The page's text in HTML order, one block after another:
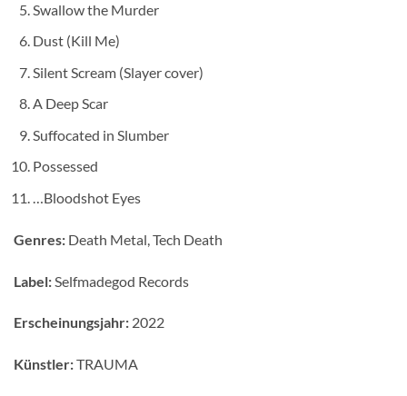
Swallow the Murder
Dust (Kill Me)
Silent Scream (Slayer cover)
A Deep Scar
Suffocated in Slumber
Possessed
…Bloodshot Eyes
Genres: Death Metal, Tech Death
Label: Selfmadegod Records
Erscheinungsjahr: 2022
Künstler:TRAUMA